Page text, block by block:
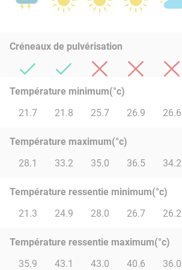
Créneaux de pulvérisation
Température minimum(°c)
21.7
21.8 25.7 26.9 26.6
Température maximum(°c)
28.1
33.2 35.0 36.5 34.2
Température ressentie minimum(°c)
21.3
24.9 28.0 26.7 26.2
Température ressentie maximum(°c)
35.9
43.1 43.0 40.6 36.0